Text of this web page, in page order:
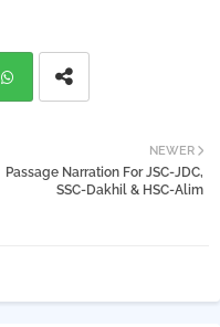
atsa
NEWER
Passage Narration For JSC-JDC,
SSC-Dakhil & HSC-Alim